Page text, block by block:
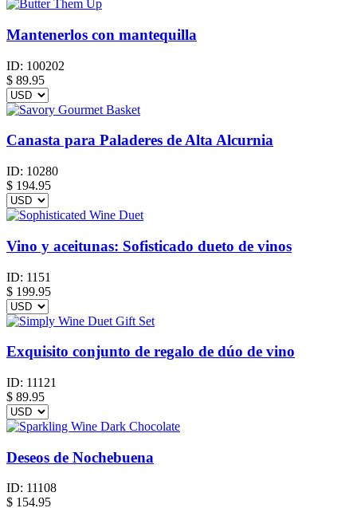
Mantenerlos con mantequilla
ID: 100202
$ 89.95
Canasta para Paladeres de Alta Alcurnia
ID: 10280
$ 194.95
Vino y aceitunas: Sofisticado dueto de vinos
ID: 1151
$ 199.95
Exquisito conjunto de regalo de dúo de vino
ID: 11121
$ 89.95
Deseos de Nochebuena
ID: 11108
$ 154.95